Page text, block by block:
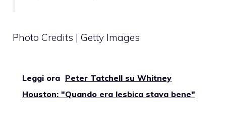
Photo Credits | Getty Images
Leggi ora Peter Tatchell su Whitney
Houston: "Quando era lesbica stava bene"